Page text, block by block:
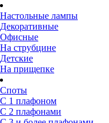
Настольные лампы
Декоративные
Офисные
На струбцине
Детские
На прищепке
Споты
С 1 плафоном
С 2 плафонами